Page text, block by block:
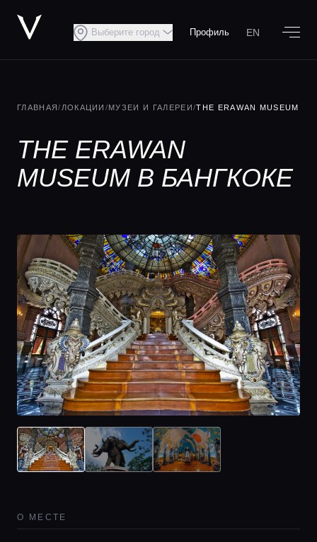
Выберите город Профиль EN
ГЛАВНАЯ/ ЛОКАЦИИ /МУЗЕИ И ГАЛЕРЕИ/THE ERAWAN MUSEUM
THE ERAWAN
MUSEUM В БАНГКОКЕ
О МЕСТЕ